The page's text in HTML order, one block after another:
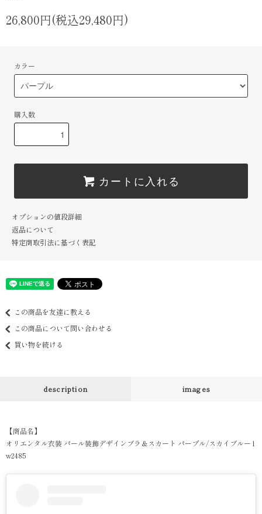
26,800円(税込29,480円)
カラー
購入数
カートに入れる
オプションの値段詳細
返品について
特定商取引法に基づく表記
この商品を友達に教える
この商品について問い合わせる
買い物を続ける
description images
【商品名】
オリエンタル衣装 パール装飾デザインブラ＆スカート パープル/スカイブルー l
w2485